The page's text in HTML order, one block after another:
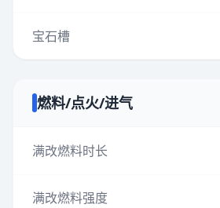
宝石槽
燃料/点火/进气
满改燃料时长
满改燃料强度